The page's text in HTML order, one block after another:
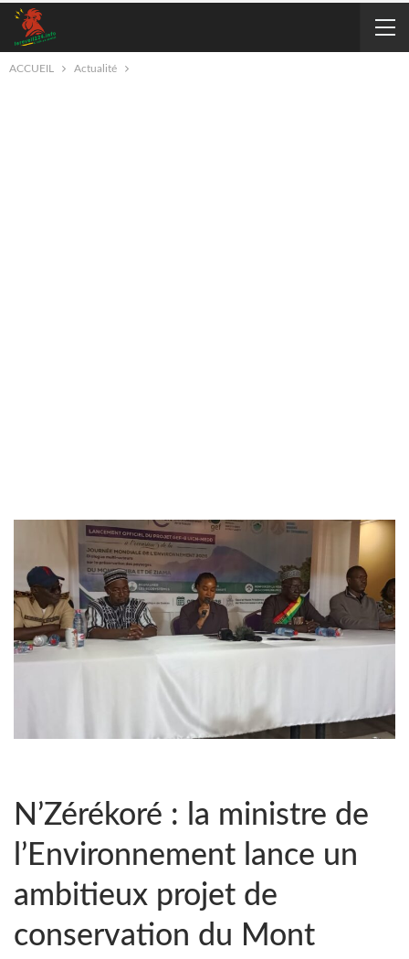
ACCUEIL Actualité
N’Zérékoré : la ministre de
l’Environnement lance un
ambitieux projet de
conservation du Mont